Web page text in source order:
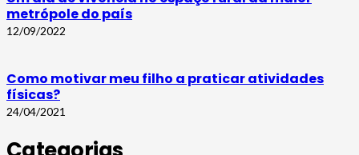
metrópole do país
12/09/2022
Como motivar meu filho a praticar atividades
físicas?
24/04/2021